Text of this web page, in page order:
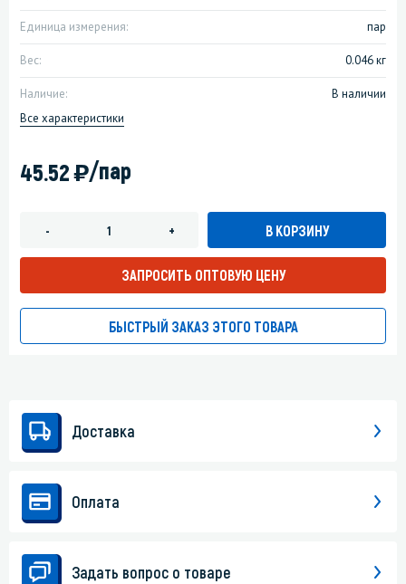
Единица измерения: пар
Вес: 0.046 кг
Наличие:
В наличии
Все характеристики
45.52)/пар
- + В КОРЗИНУ
ЗАПРОСИТЬ ОПТОВУЮ ЦЕНУ
БЫСТРЫЙ ЗАКАЗ ЭТОГО ТОВАРА
Доставка
Оплата
Задать вопрос о товаре